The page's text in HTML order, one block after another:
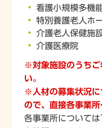
看護小規模多機
特別養護老人ホ
介護老人保健施
介護医療院
※対象施設のうちご
い。
※人材の募集状況に
ので、直接各事業所
各事業所について